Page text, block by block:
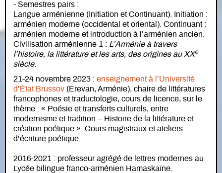
- Semestres pairs :
Langue arménienne (Initiation et Continuant). Initiation :
arménien moderne (occidental et oriental). Continuant :
arménien moderne et introduction à l’arménien ancien.
Civilisation arménienne 1 : L’Arménie à travers
l’histoire, la littérature et les arts, des origines au XXe
siècle.
21-24 novembre 2023 : enseignement à l’Université
d’État Brussov (Erevan, Arménie), chaire de littératures
francophones et traductologie, cours de licence, sur le
thème : « Poésie et transferts culturels, entre
modernisme et tradition – Histoire de la littérature et
création poétique ». Cours magistraux et ateliers
d’écriture poétique.
2016-2021 : professeur agrégé de lettres modernes au
Lycée bilingue franco-arménien Hamaskaïne.